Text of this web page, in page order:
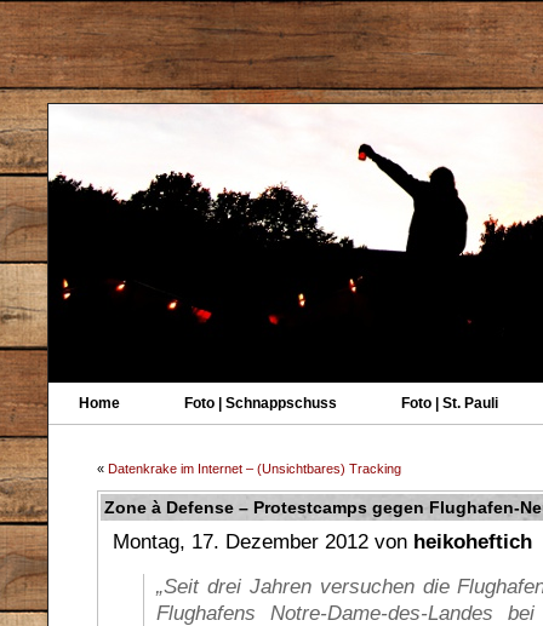
Home Foto | Schnappschuss Foto | St. Pauli
« Datenkrake im Internet – (Unsichtbares) Tracking
Zone à Defense – Protestcamps gegen Flughafen-
Montag, 17. Dezember 2012 von heikoheftich
„Seit drei Jahren versuchen die
Flughafens Notre-Dame-des-Landes